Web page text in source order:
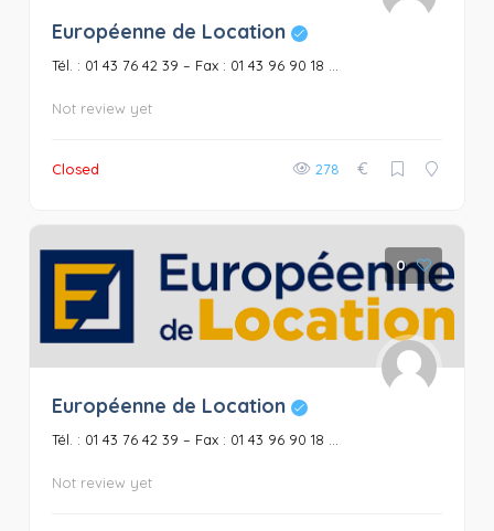
Européenne de Location
Tél. : 01 43 76 42 39 – Fax : 01 43 96 90 18 ...
Not review yet
Closed 278 €
0
Européenne de Location
Tél. : 01 43 76 42 39 – Fax : 01 43 96 90 18 ...
Not review yet